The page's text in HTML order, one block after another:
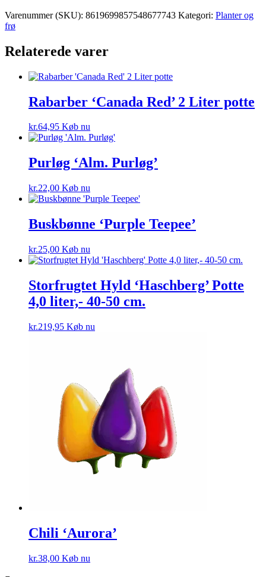
Varenummer (SKU): 8619699857548677743 Kategori: Planter og
frø
Relaterede varer
Rabarber ‘Canada Red’ 2 Liter potte
kr.64,95 Køb nu
Purløg ‘Alm. Purløg’
kr.22,00 Køb nu
Buskbønne ‘Purple Teepee’
kr.25,00 Køb nu
Storfrugtet Hyld ‘Haschberg’ Potte
4,0 liter,- 40-50 cm.
kr.219,95 Køb nu
Chili ‘Aurora’
kr.38,00 Køb nu